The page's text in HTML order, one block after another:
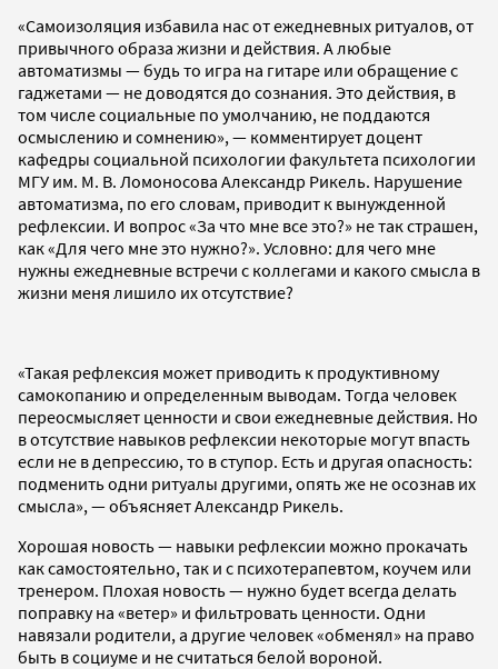
«Самоизоляция избавила нас от ежедневных ритуалов, от
привычного образа жизни и действия. А любые
автоматизмы — будь то игра на гитаре или обращение с
гаджетами — не доводятся до сознания. Это действия, в
том числе социальные по умолчанию, не поддаются
осмыслению и сомнению», — комментирует доцент
кафедры социальной психологии факультета психологии
МГУ им. М. В. Ломоносова Александр Рикель. Нарушение
автоматизма, по его словам, приводит к вынужденной
рефлексии. И вопрос «За что мне все это?» не так страшен,
как «Для чего мне это нужно?». Условно: для чего мне
нужны ежедневные встречи с коллегами и какого смысла в
жизни меня лишило их отсутствие?
«Такая рефлексия может приводить к продуктивному
самокопанию и определенным выводам. Тогда человек
переосмысляет ценности и свои ежедневные действия. Но
в отсутствие навыков рефлексии некоторые могут впасть
если не в депрессию, то в ступор. Есть и другая опасность:
подменить одни ритуалы другими, опять же не осознав их
смысла», — объясняет Александр Рикель.
Хорошая новость — навыки рефлексии можно прокачать
как самостоятельно, так и с психотерапевтом, коучем или
тренером. Плохая новость — нужно будет всегда делать
поправку на «ветер» и фильтровать ценности. Одни
навязали родители, а другие человек «обменял» на право
быть в социуме и не считаться белой вороной.